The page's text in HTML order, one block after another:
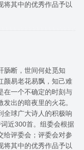
将其中的优秀作品予以
肠断，世间何处觅知
颜易老花易飘，知己难
在一个不确定的时刻与
出的暗夜里的火花。
全球广大诗人的积极响
近300首。组委会根据
给评委会；评委会对参
将其中的优秀作品予以